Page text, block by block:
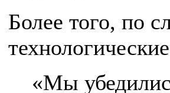
Более того, по
«Мы